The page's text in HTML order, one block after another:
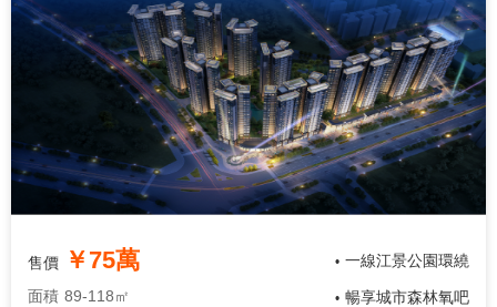
售價 ￥75萬
面積 89-118㎡
• 一線江景公園環繞
• 暢享城市森林氧吧